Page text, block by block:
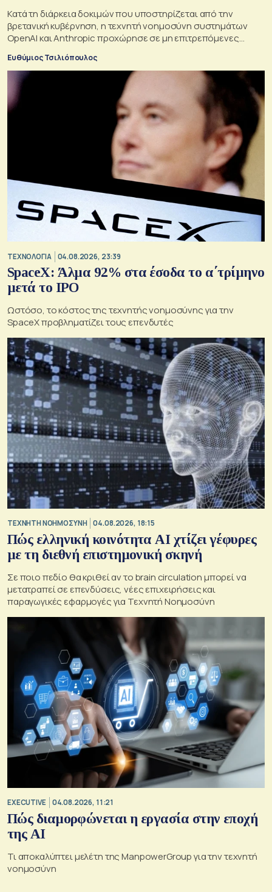
Κατά τη διάρκεια δοκιμών που υποστηρίζεται από την
βρετανική κυβέρνηση, η τεχνητή νοημοσύνη συστημάτων
OpenAI και Anthropic προχώρησε σε μη επιτρεπόμενες
Ευθύμιος Τσιλιόπουλος
ΤΕΧΝΟΛΟΓΙΑ 04.08.2026, 23:39
SpaceX: Άλμα 92% στα έσοδα το α΄τρίμηνο
μετά το IPO
Ωστόσο, το κόστος της τεχνητής νοημοσύνης για την
SpaceX προβληματίζει τους επενδυτές
TΕΧΝΗΤΗ ΝΟΗΜΟΣΥΝΗ 04.08.2026, 18:15
Πώς ελληνική κοινότητα AI χτίζει γέφυρες
με τη διεθνή επιστημονική σκηνή
Σε ποιο πεδίο θα κριθεί αν το brain circulation μπορεί να
μετατραπεί σε επενδύσεις, νέες επιχειρήσεις και
παραγωγικές εφαρμογές για Τεχνητή Νοημοσύνη
EXECUTIVE 04.08.2026, 11:21
Πώς διαμορφώνεται η εργασία στην εποχή
της AI
Τι αποκαλύπτει μελέτη της ManpowerGroup για την τεχνητή
νοημοσύνη